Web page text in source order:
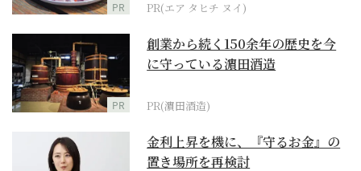
PR PR(エア タヒチ ヌイ)
PR
創業から続く150余年の歴史を今
に守っている濵田酒造
PR(濵田酒造)
金利上昇を機に、『守るお金』の
置き場所を再検討